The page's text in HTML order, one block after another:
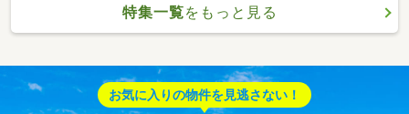
特集一覧をもっと見る
お気に入りの物件を見逃さない！